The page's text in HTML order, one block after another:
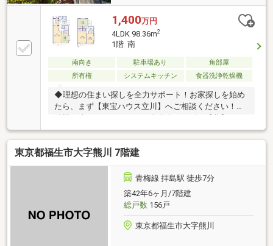
1,400万円
4LDK 98.36m2
1階 南
南向き 駐車場あり
角部屋
所有権
システムキッチン 食器洗浄乾燥機
◆理想の住まい探しを全力サポート！お家探しを始め
たら、まず【東宝ハウス立川】へご相談ください！ご
【理想】をお聞かせください。お客様に【安心・安
全・楽しい】と感じていただけるよう全力でサポート
します！◆お客様が本当に「知りたいこと」を正直に
お伝えします！物件の良い点・注意点を正直にご説
明、融資可能額や返済計画も明確にご案内。将来のロ
ランをご提案。理想の暮らしを叶える住まいをご紹介
します！【資料請求】、【見学予約】ボタンをクリッ
ク、【042-524-8898】までお気軽にご連絡ください！
東京都福生市大字熊川 7階建
青梅線 拝島駅 徒歩7分
築42年6ヶ月/7階建
総戸数156戸
東京都福生市大字熊川